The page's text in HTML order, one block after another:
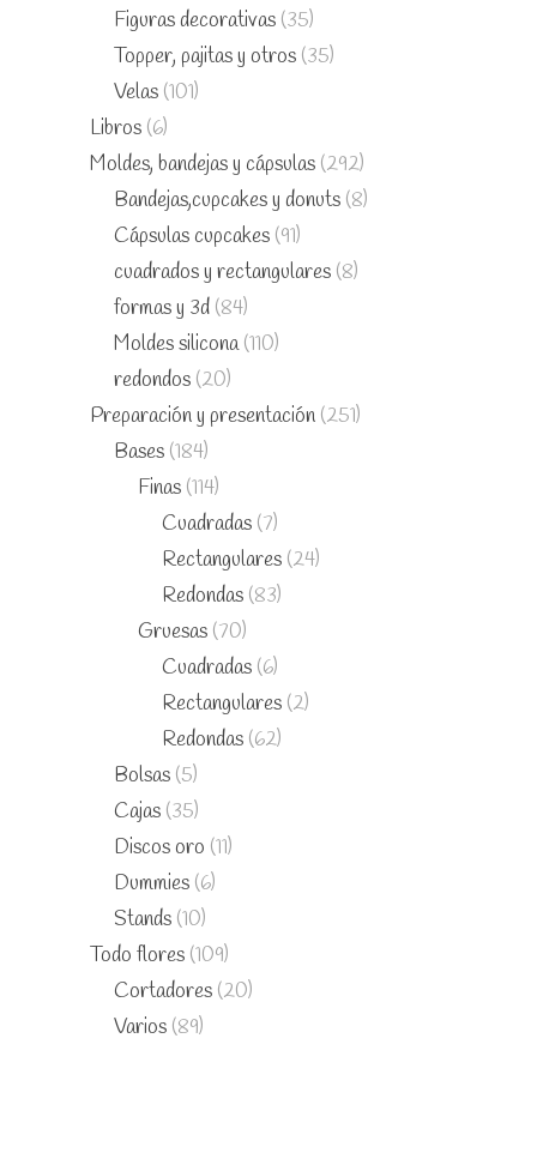
Figuras decorativas (35)
Topper, pajitas y otros (35)
Velas (101)
Libros (6)
Moldes, bandejas y cápsulas (292)
Bandejas,cupcakes y donuts (8)
Cápsulas cupcakes (91)
cuadrados y rectangulares (8)
formas y 3d (84)
Moldes silicona (110)
redondos (20)
Preparación y presentación (251)
Bases (184)
Finas (114)
Cuadradas (7)
Rectangulares (24)
Redondas (83)
Gruesas (70)
Cuadradas (6)
Rectangulares (2)
Redondas (62)
Bolsas (5)
Cajas (35)
Discos oro (11)
Dummies (6)
Stands (10)
Todo flores (109)
Cortadores (20)
Varios (89)